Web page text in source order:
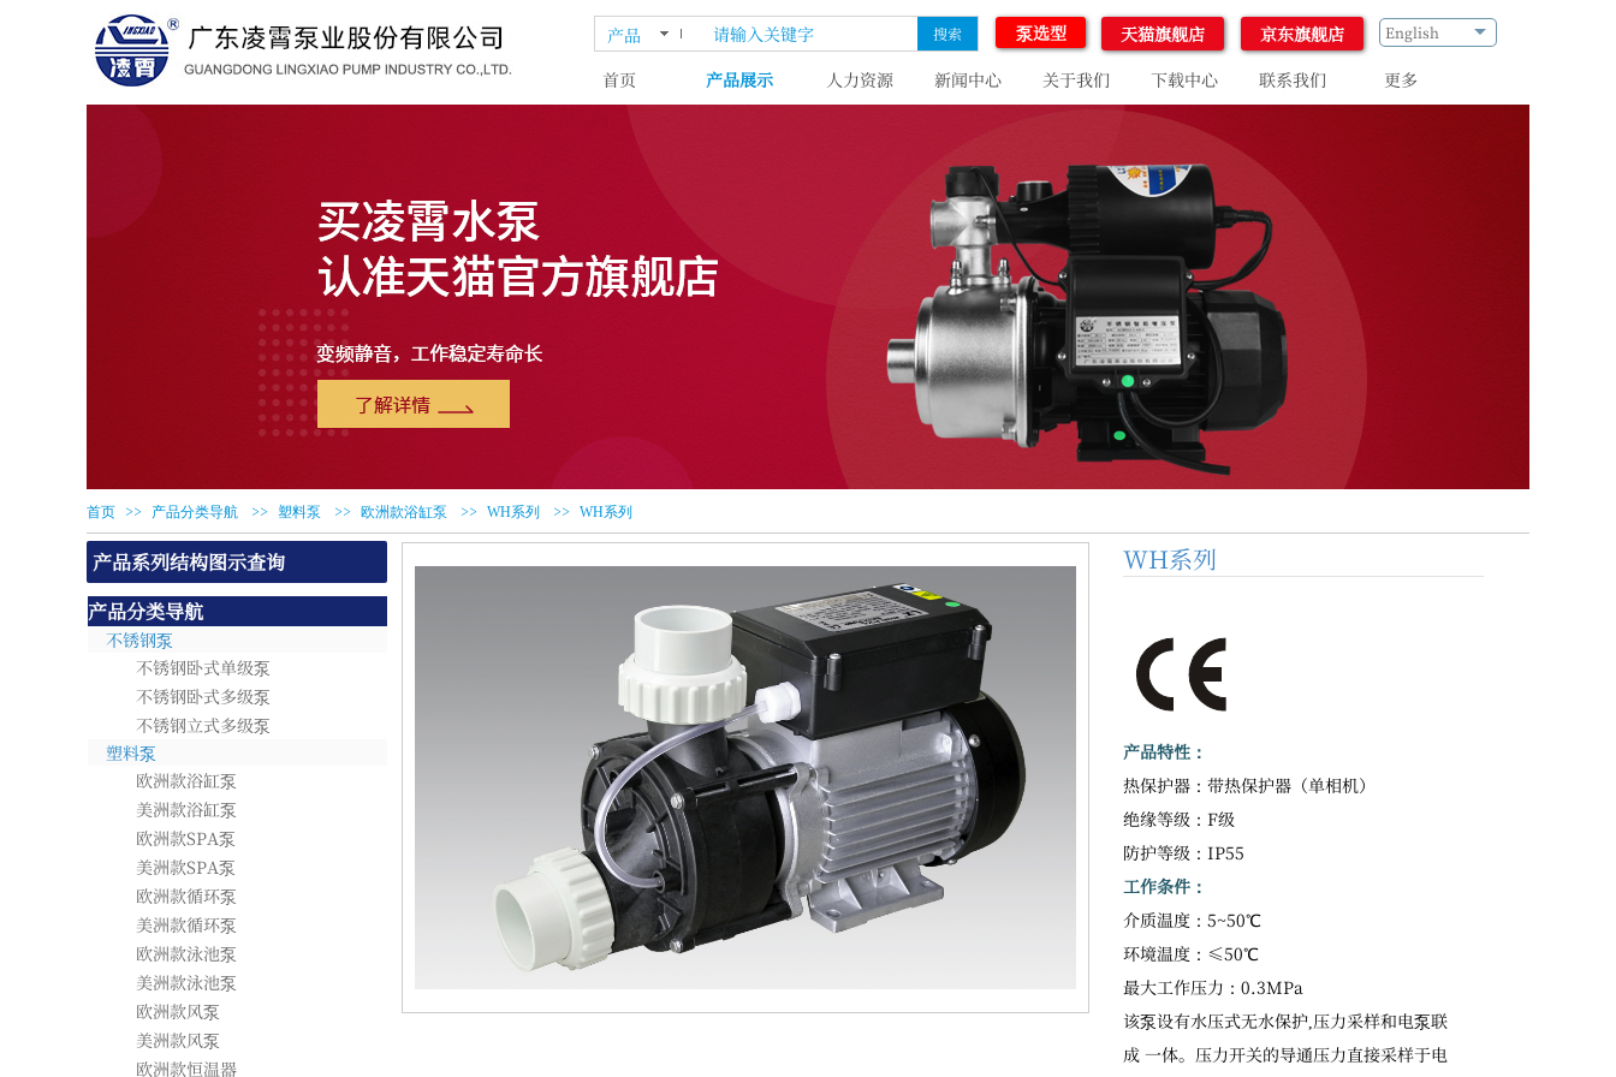
京东旗舰店
产品 搜索 English
首页 产品展示 人力资源 新闻中心 关于我们 下载中心 联系我们 更多
泵选型 天猫旗舰店
首页 >> 产品分类导航 >> 塑料泵 >> 欧洲款浴缸泵 >> WH系列 >> WH系列
产品系列结构图示查询 WH系列
产品特性：
热保护器：带热保护器（单相机）
绝缘等级：F级
防护等级：IP55
工作条件：
介质温度：5~50℃
环境温度：≤50℃
最大工作压力：0.3MPa
该泵设有水压式无水保护,压力采样和电泵联
成 一体。压力开关的导通压力直接采样于电
产品分类导航
不锈钢泵
不锈钢卧式单级泵
不锈钢卧式多级泵
不锈钢立式多级泵
塑料泵
欧洲款浴缸泵
美洲款浴缸泵
欧洲款SPA泵
美洲款SPA泵
欧洲款循环泵
美洲款循环泵
欧洲款泳池泵
美洲款泳池泵
欧洲款风泵
美洲款风泵
欧洲款恒温器